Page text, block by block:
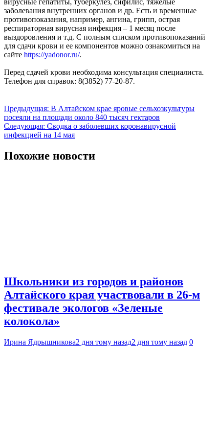
заболевания внутренних органов и др. Есть и временные
противопоказания, например, ангина, грипп, острая
респираторная вирусная инфекция – 1 месяц после
выздоровления и т.д. С полным списком противопоказаний
для сдачи крови и ее компонентов можно ознакомиться на
сайте https://yadonor.ru/.
Перед сдачей крови необходима консультация специалиста.
Телефон для справок: 8(3852) 77-20-87.
Навигация
по
записям
Предыдущая: В Алтайском крае яровые сельхозкультуры
посеяли на площади около 840 тысяч гектаров
Следующая: Сводка о заболевших коронавирусной
инфекцией на 14 мая
Похожие новости
Школьники из городов и районов
Алтайского края участвовали в 26-м
фестивале экологов «Зеленые
колокола»
Ирина Ядрышникова2 дня тому назад2 дня тому назад 0